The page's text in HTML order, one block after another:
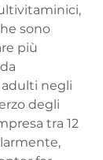
sono
più
negli
degli
tra 12